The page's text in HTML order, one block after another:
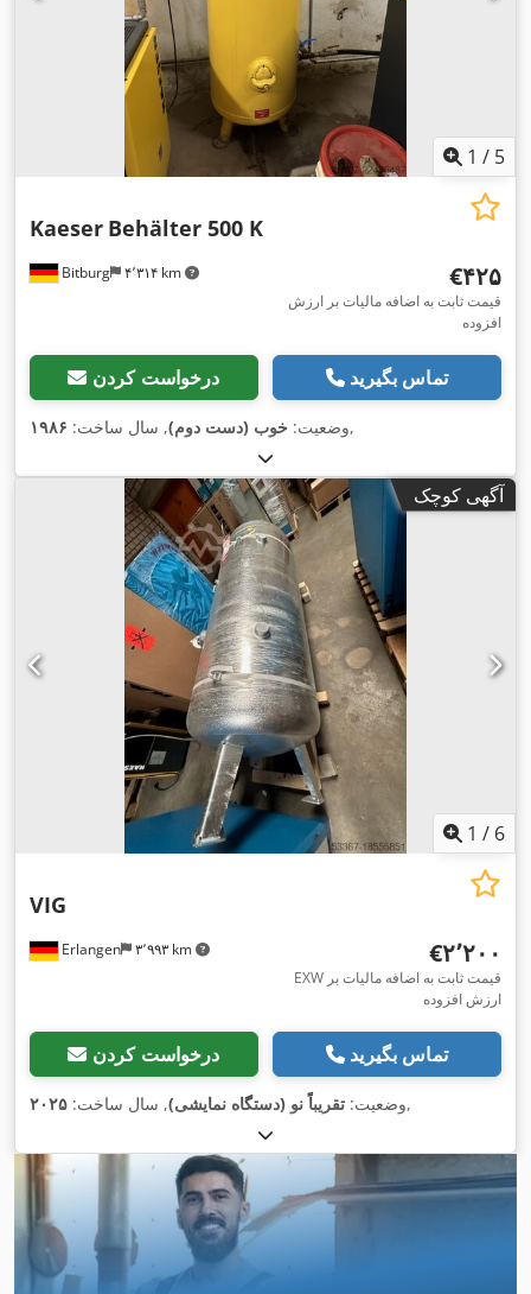
1 / 5
Bitburg ۴٬۳۱۴ km
Kaeser Behälter 500 K
‎€۴۲۵
قیمت ثابت به اضافه مالیات بر ارزش
افزوده
درخواست کردن تماس بگیرید
وضعیت: خوب (دست دوم), سال ساخت: ۱۹۸۶ ,
آگهی کوچک
1 / 6
Erlangen ۳٬۹۹۳ km
VIG
‎€۲٬۲۰۰
EXW قیمت ثابت به اضافه مالیات بر
ارزش افزوده
درخواست کردن تماس بگیرید
وضعیت: تقریباً نو (دستگاه نمایشی), سال ساخت: ۲۰۲۵ ,